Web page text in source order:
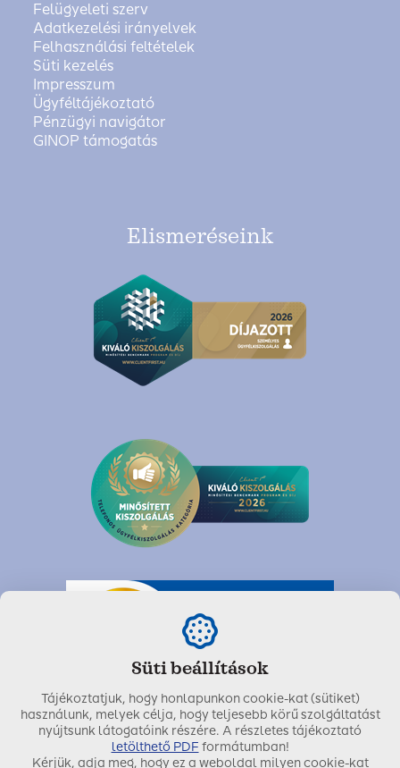
Felügyeleti szerv
Adatkezelési irányelvek
Felhasználási feltételek
Süti kezelés
Impresszum
Ügyféltájékoztató
Pénzügyi navigátor
GINOP támogatás
Elismeréseink
Süti beállítások
Tájékoztatjuk, hogy honlapunkon cookie-kat (sütiket)
használunk, melyek célja, hogy teljesebb körű szolgáltatást
nyújtsunk látogatóink részére. A részletes tájékoztató
letölthető PDF formátumban!
Kérjük, adja meg, hogy ez a weboldal milyen cookie-kat